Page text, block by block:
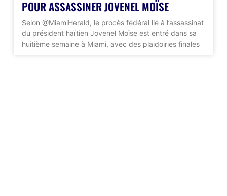
POUR ASSASSINER JOVENEL MOÏSE
Selon @MiamiHerald, le procès fédéral lié à l’assassinat
du président haïtien Jovenel Moïse est entré dans sa
huitième semaine à Miami, avec des plaidoiries finales